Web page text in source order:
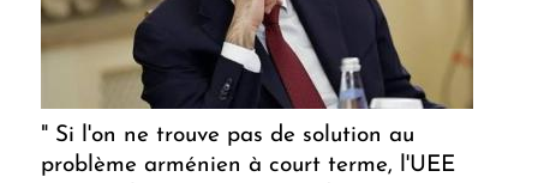
" Si l'on ne trouve pas de solution au
problème arménien à court terme, l'UEE